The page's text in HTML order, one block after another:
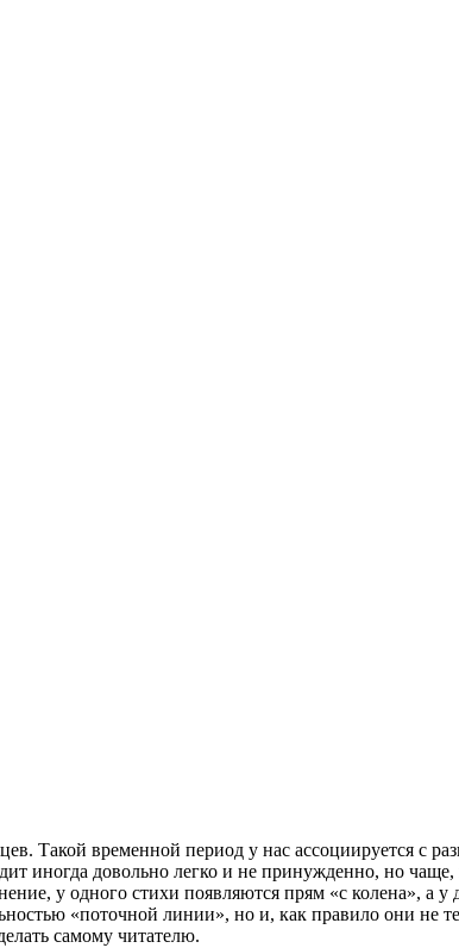
Такой временной период у нас ассоциируется с
иногда довольно легко и не принужденно, но чаще,
у одного стихи появляются прям «с колена», а у
«поточной линии», но и, как правило они не
самому читателю.